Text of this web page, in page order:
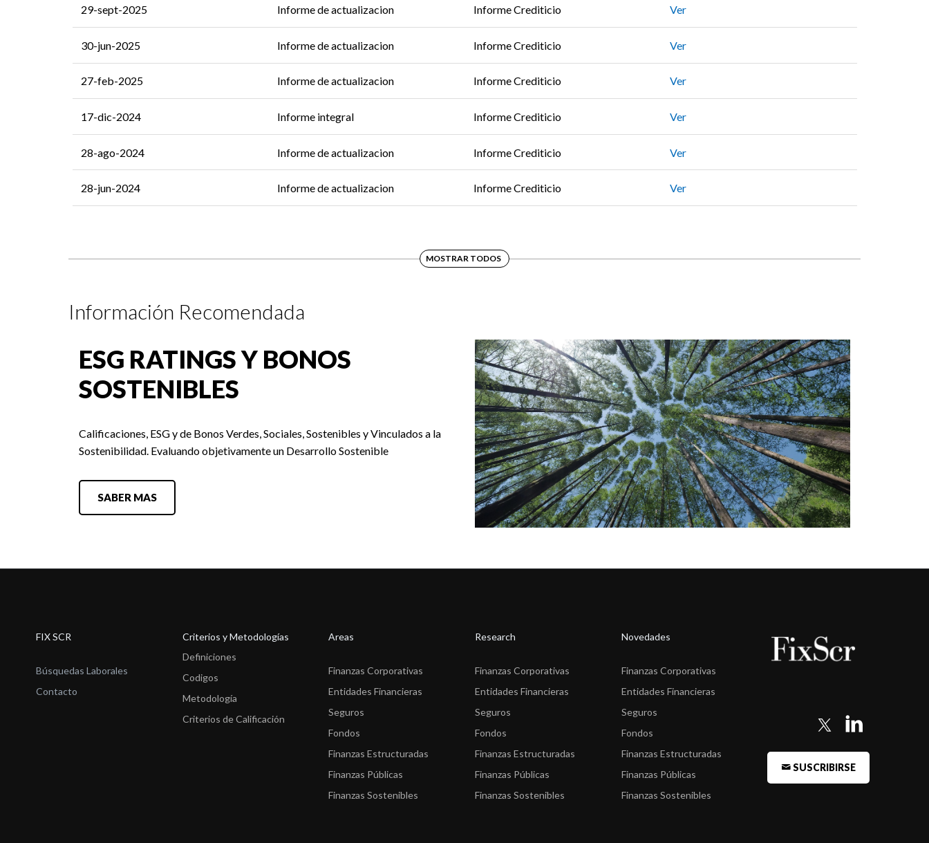
29-sept-2025 Informe de actualizacion Informe Crediticio Ver
30-jun-2025 Informe de actualizacion Informe Crediticio Ver
27-feb-2025 Informe de actualizacion Informe Crediticio Ver
17-dic-2024 Informe integral Informe Crediticio Ver
28-ago-2024 Informe de actualizacion Informe Crediticio Ver
28-jun-2024 Informe de actualizacion Informe Crediticio Ver
MOSTRAR TODOS
Información Recomendada
ESG RATINGS Y BONOS
SOSTENIBLES
Calificaciones, ESG y de Bonos Verdes, Sociales, Sostenibles y Vinculados a la
Sostenibilidad. Evaluando objetivamente un Desarrollo Sostenible
SABER MAS
FIX SCR
Búsquedas Laborales
Contacto
Criterios y Metodologías
Definiciones
Codigos
Metodología
Criterios de Calificación
Areas
Finanzas Corporativas
Entidades Financieras
Seguros
Fondos
Finanzas Estructuradas
Finanzas Públicas
Finanzas Sostenibles
Research
Finanzas Corporativas
Entidades Financieras
Seguros
Fondos
Finanzas Estructuradas
Finanzas Públicas
Finanzas Sostenibles
Novedades
Finanzas Corporativas
Entidades Financieras
Seguros
Fondos
Finanzas Estructuradas
Finanzas Públicas
Finanzas Sostenibles
SUSCRIBIRSE